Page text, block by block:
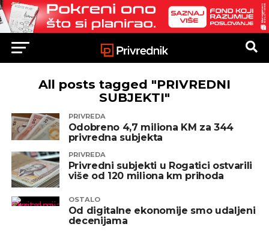
All posts tagged "PRIVREDNI
SUBJEKTI"
PRIVREDA
Odobreno 4,7 miliona KM za 344
privredna subjekta
PRIVREDA
Privredni subjekti u Rogatici ostvarili
više od 120 miliona km prihoda
OSTALO
Od digitalne ekonomije smo udaljeni
decenijama